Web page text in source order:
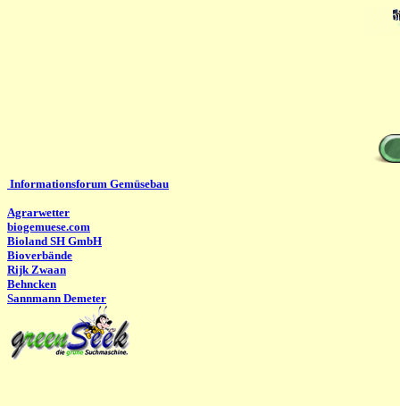
Informationsforum Gemüsebau
Agrarwetter
biogemuese.com
Bioland SH GmbH
Bioverbände
Rijk Zwaan
Behncken
Sannmann Demeter